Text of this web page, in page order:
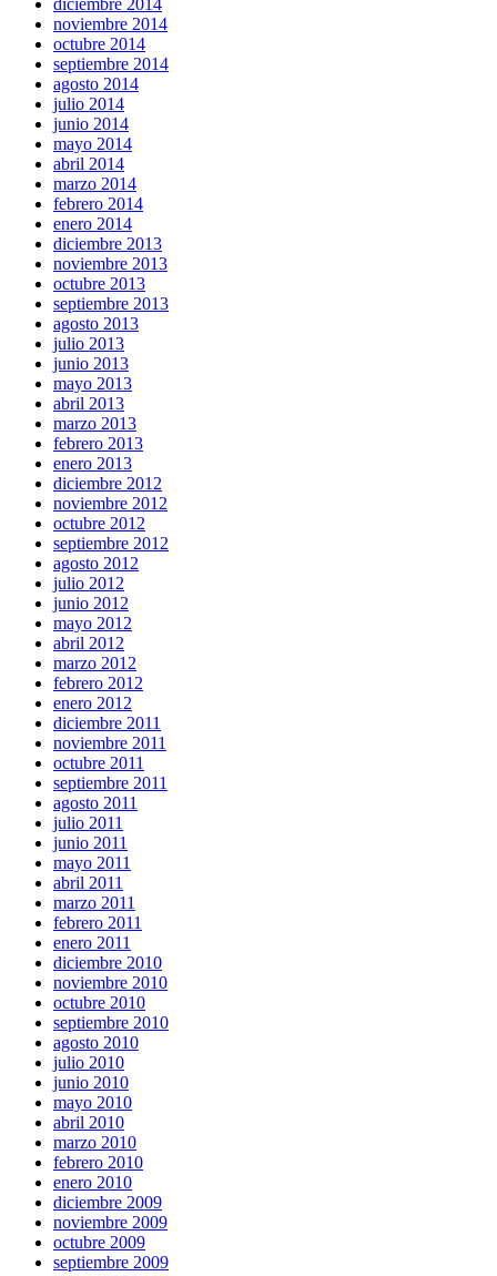
diciembre 2014
noviembre 2014
octubre 2014
septiembre 2014
agosto 2014
julio 2014
junio 2014
mayo 2014
abril 2014
marzo 2014
febrero 2014
enero 2014
diciembre 2013
noviembre 2013
octubre 2013
septiembre 2013
agosto 2013
julio 2013
junio 2013
mayo 2013
abril 2013
marzo 2013
febrero 2013
enero 2013
diciembre 2012
noviembre 2012
octubre 2012
septiembre 2012
agosto 2012
julio 2012
junio 2012
mayo 2012
abril 2012
marzo 2012
febrero 2012
enero 2012
diciembre 2011
noviembre 2011
octubre 2011
septiembre 2011
agosto 2011
julio 2011
junio 2011
mayo 2011
abril 2011
marzo 2011
febrero 2011
enero 2011
diciembre 2010
noviembre 2010
octubre 2010
septiembre 2010
agosto 2010
julio 2010
junio 2010
mayo 2010
abril 2010
marzo 2010
febrero 2010
enero 2010
diciembre 2009
noviembre 2009
octubre 2009
septiembre 2009